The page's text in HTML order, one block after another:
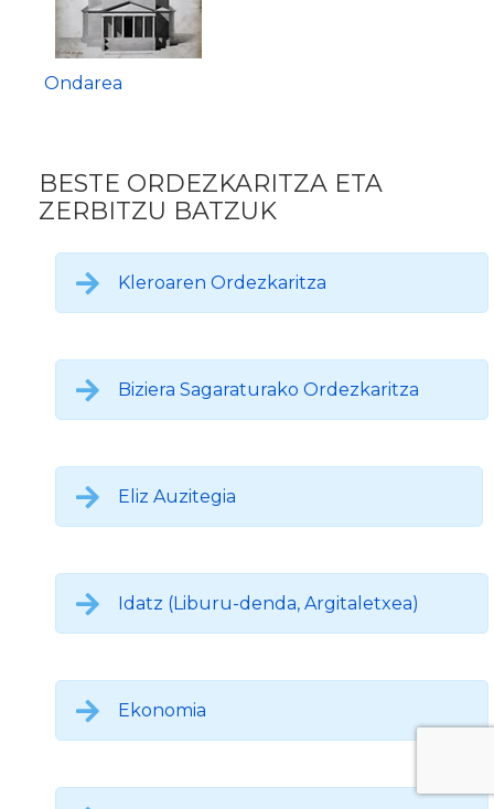
Ondarea
BESTE ORDEZKARITZA ETA
ZERBITZU BATZUK
Kleroaren Ordezkaritza
Biziera Sagaraturako Ordezkaritza
Eliz Auzitegia
Idatz (Liburu-denda, Argitaletxea)
Ekonomia